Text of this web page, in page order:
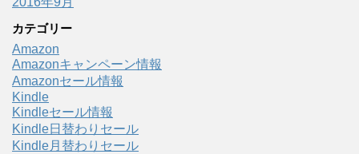
カテゴリー
Amazon
Amazonキャンペーン情報
Amazonセール情報
Kindle
Kindleセール情報
Kindle日替わりセール
Kindle月替わりセール